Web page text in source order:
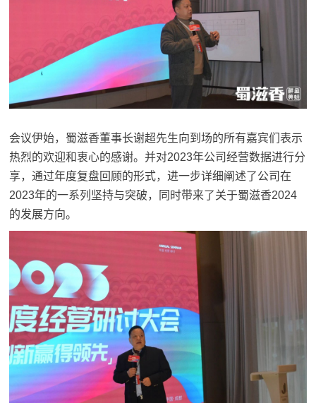
会议伊始，蜀滋香董事长谢超先生向到场的所有嘉宾们表示
热烈的欢迎和衷心的感谢。并对2023年公司经营数据进行分
享，通过年度复盘回顾的形式，进一步详细阐述了公司在
2023年的一系列坚持与突破，同时带来了关于蜀滋香2024
的发展方向。